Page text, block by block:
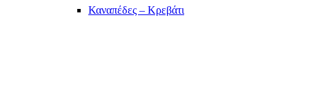
Καναπέδες – Κρεβάτι